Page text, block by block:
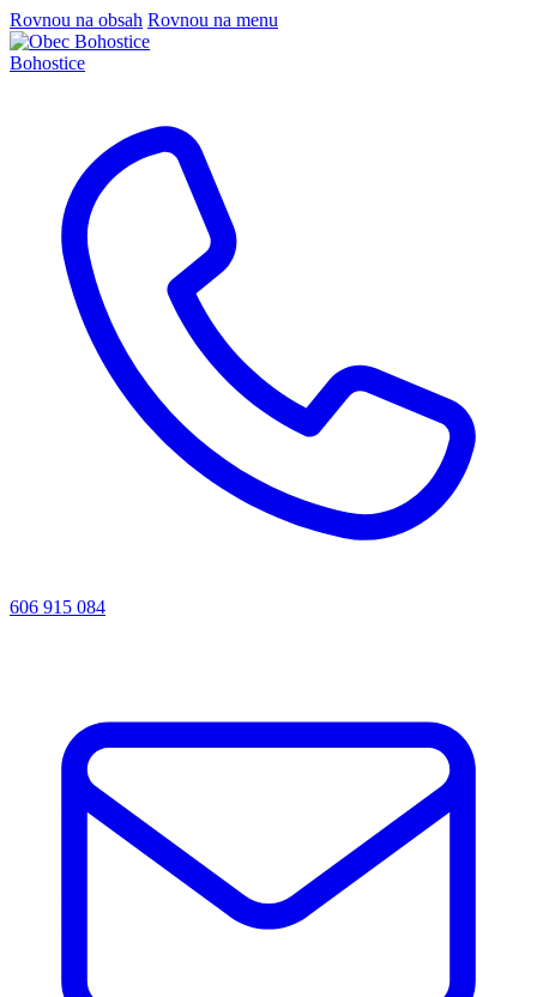
Rovnou na obsah Rovnou na menu
Bohostice
606 915 084